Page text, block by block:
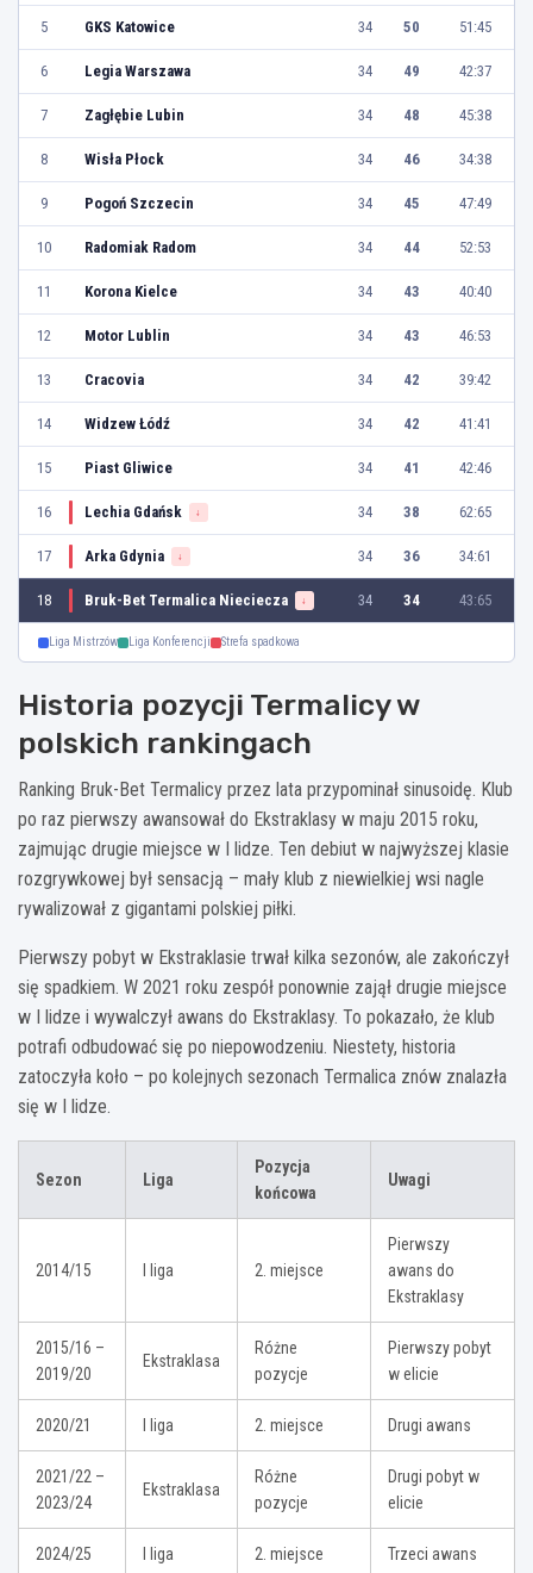
5 GKS Katowice 34 50 51:45
6 Legia Warszawa 34 49 42:37
7 Zagłębie Lubin 34 48 45:38
8 Wisła Płock 34 46 34:38
9 Pogoń Szczecin 34 45 47:49
10 Radomiak Radom 34 44 52:53
11 Korona Kielce 34 43 40:40
12 Motor Lublin 34 43 46:53
13 Cracovia 34 42 39:42
14 Widzew Łódź 34 42 41:41
15 Piast Gliwice 34 41 42:46
16 Lechia Gdańsk ↓ 34 38 62:65
17 Arka Gdynia ↓ 34 36 34:61
18 Bruk-Bet Termalica Nieciecza ↓ 34 34 43:65
Liga Mistrzów Liga Konferencji Strefa spadkowa
Historia pozycji Termalicy w
polskich rankingach
Ranking Bruk-Bet Termalicy przez lata przypominał sinusoidę. Klub
po raz pierwszy awansował do Ekstraklasy w maju 2015 roku,
zajmując drugie miejsce w I lidze. Ten debiut w najwyższej klasie
rozgrywkowej był sensacją – mały klub z niewielkiej wsi nagle
rywalizował z gigantami polskiej piłki.
Pierwszy pobyt w Ekstraklasie trwał kilka sezonów, ale zakończył
się spadkiem. W 2021 roku zespół ponownie zajął drugie miejsce
w I lidze i wywalczył awans do Ekstraklasy. To pokazało, że klub
potrafi odbudować się po niepowodzeniu. Niestety, historia
zatoczyła koło – po kolejnych sezonach Termalica znów znalazła
się w I lidze.
Sezon Liga
Pozycja
końcowa
Uwagi
2014/15 I liga 2. miejsce
Pierwszy
awans do
Ekstraklasy
2015/16 –
2019/20
Ekstraklasa
Różne
pozycje
Pierwszy pobyt
w elicie
2020/21 I liga 2. miejsce Drugi awans
2021/22 –
2023/24
Ekstraklasa
Różne
pozycje
Drugi pobyt w
elicie
2024/25 I liga 2. miejsce Trzeci awans